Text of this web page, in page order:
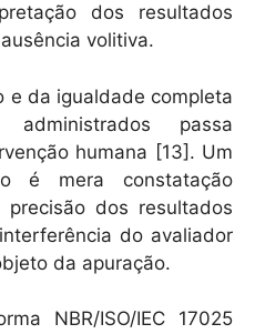
dos resultados
volitiva.
e da igualdade completa
passa
humana [13]. Um
é mera constatação
dos resultados
do avaliador
da apuração.
NBR/ISO/IEC 17025